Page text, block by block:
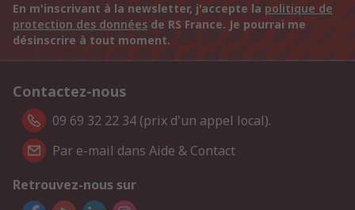
En m'inscrivant à la newsletter, j'accepte la politique de
protection des données de RS France. Je pourrai me
désinscrire à tout moment.
Contactez-nous
09 69 32 22 34 (prix d'un appel local).
Par e-mail dans Aide & Contact
Retrouvez-nous sur